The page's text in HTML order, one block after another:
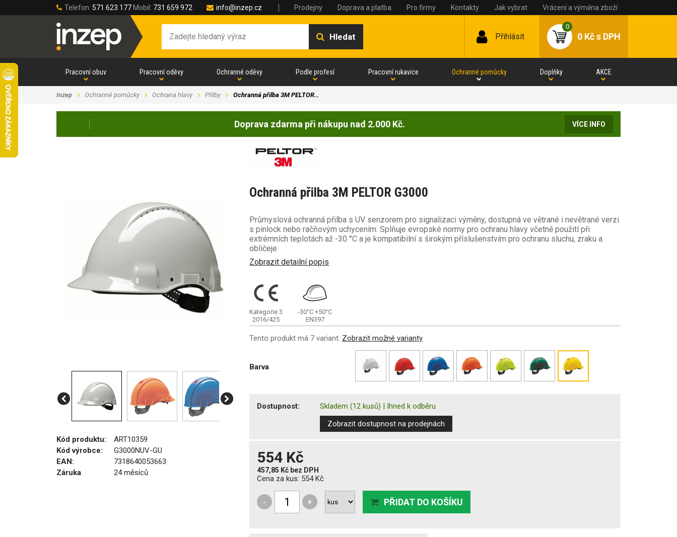
Telefon: 571 623 177 Mobil: 731 659 972 info@inzep.cz Prodejny Doprava a platba Pro firmy Kontakty Jak vybrat Vrácení a výměna zboží
Hledat Přihlásit
0
0 Kčs DPH
Pracovní obuv Pracovní oděvy Ochranné oděvy Podle profesí Pracovní rukavice Ochranné pomůcky Doplňky AKCE
Inzep Ochranné pomůcky Ochrana hlavy Přilby Ochranná přilba 3M PELTOR…
Doprava zdarma při nákupu nad 2.000 Kč. VÍCE INFO
Kód produktu:
ART10359
Kód výrobce:
G3000NUV-GU
EAN:
7318640053663
Záruka
24 měsíců
Ochranná přilba 3M PELTOR G3000
Průmyslová ochranná přilba s UV senzorem pro signalizaci výměny, dostupná ve větrané i nevětrané verzi
s pinlock nebo račňovým uchycením. Splňuje evropské normy pro ochranu hlavy včetně použití při
extrémních teplotách až -30 °C a je kompatibilní s širokým příslušenstvím pro ochranu sluchu, zraku a
obličeje
Zobrazit detailní popis
Kategorie 3
2016/425
-30°C+50°C
EN397
Tento produkt má 7 variant. Zobrazit možné varianty
Barva
Dostupnost: Skladem (12 kusů) | Ihned k odběru
Zobrazit dostupnost na prodejnách
554 Kč
457,85 Kč bez DPH
Cena za kus: 554 Kč
- + PŘIDAT DO KOŠÍKU